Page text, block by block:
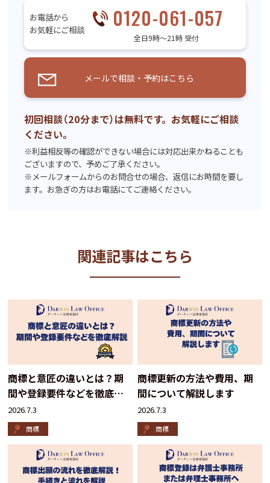
お電話から
お気軽にご相談
0120-061-057
全日9時〜21時 受付
メールで相談・予約はこちら
初回相談（20分まで）は無料です。お気軽にご相談
ください。
※利益相反等の確認ができない場合には対応出来かねることも
ございますので、予めご了承ください。
※メールフォームからのお問合せの場合、返信にお時間を要し
ます。お急ぎの方はお電話にてご連絡ください。
関連記事はこちら
商標と意匠の違いとは？期
間や登録要件などを徹底解
説
2026.7.3
商標
商標更新の方法や費用、期
間について解説します
2026.7.3
商標